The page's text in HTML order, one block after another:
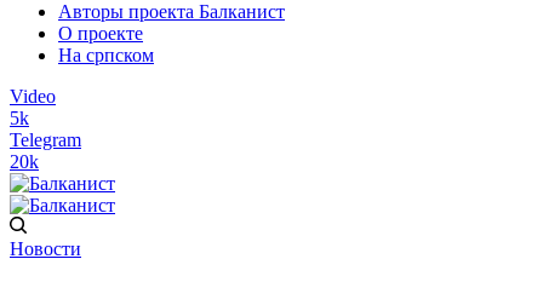
Авторы проекта Балканист
О проекте
На српском
Video
5k
Telegram
20k
Новости